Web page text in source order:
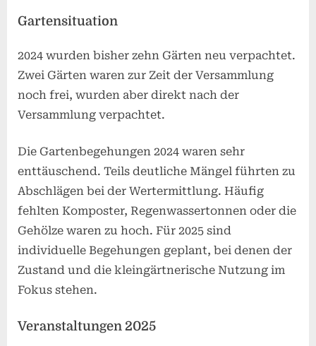
Gartensituation
2024 wurden bisher zehn Gärten neu verpachtet.
Zwei Gärten waren zur Zeit der Versammlung
noch frei, wurden aber direkt nach der
Versammlung verpachtet.
Die Gartenbegehungen 2024 waren sehr
enttäuschend. Teils deutliche Mängel führten zu
Abschlägen bei der Wertermittlung. Häufig
fehlten Komposter, Regenwassertonnen oder die
Gehölze waren zu hoch. Für 2025 sind
individuelle Begehungen geplant, bei denen der
Zustand und die kleingärtnerische Nutzung im
Fokus stehen.
Veranstaltungen 2025